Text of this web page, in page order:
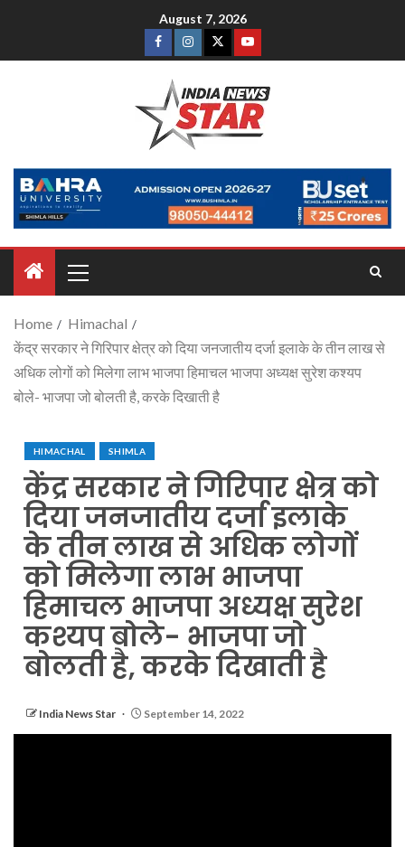
August 7, 2026
Home
Himachal
केंद्र सरकार ने गिरिपार क्षेत्र को दिया जनजातीय दर्जा इलाके के तीन लाख से
अधिक लोगों को मिलेगा लाभ भाजपा हिमाचल भाजपा अध्यक्ष सुरेश कश्यप
बोले- भाजपा जो बोलती है, करके दिखाती है
HIMACHAL SHIMLA
केंद्र सरकार ने गिरिपार क्षेत्र को
दिया जनजातीय दर्जा इलाके
के तीन लाख से अधिक लोगों
को मिलेगा लाभ भाजपा
हिमाचल भाजपा अध्यक्ष सुरेश
कश्यप बोले- भाजपा जो
बोलती है, करके दिखाती है
India News Star September 14, 2022